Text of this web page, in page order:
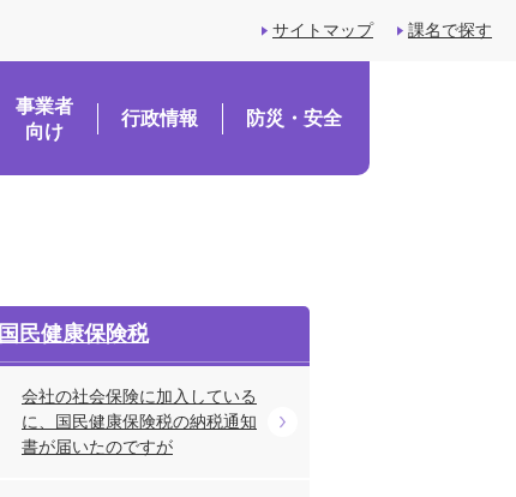
サイトマップ 課名で探す
事業者
向け
行政情報 防災・安全
国民健康保険税
会社の社会保険に加入している
に、国民健康保険税の納税通知
書が届いたのですが